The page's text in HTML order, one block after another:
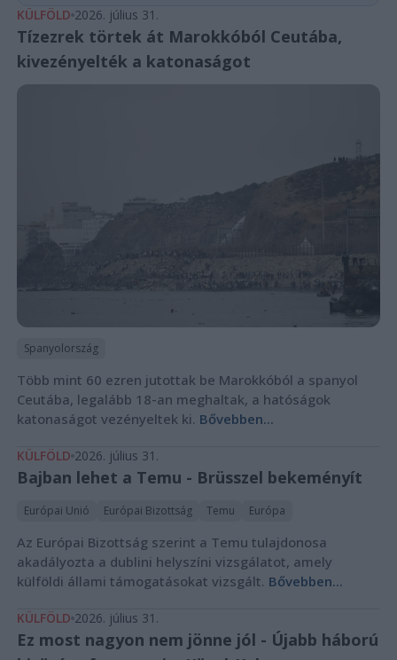
KÜLFÖLD 2026. július 31.
Tízezrek törtek át Marokkóból Ceutába,
kivezényelték a katonaságot
Spanyolország
Több mint 60 ezren jutottak be Marokkóból a spanyol
Ceutába, legalább 18-an meghaltak, a hatóságok
katonaságot vezényeltek ki. Bővebben...
KÜLFÖLD 2026. július 31.
Bajban lehet a Temu - Brüsszel bekeményít
Európai Unió Európai Bizottság Temu Európa
Az Európai Bizottság szerint a Temu tulajdonosa
akadályozta a dublini helyszíni vizsgálatot, amely
külföldi állami támogatásokat vizsgált. Bővebben...
KÜLFÖLD 2026. július 31.
Ez most nagyon nem jönne jól - Újabb háború